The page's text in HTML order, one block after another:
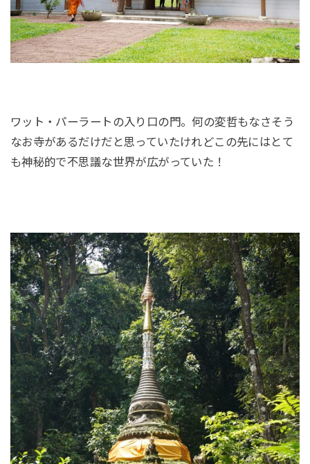
ワット・パーラートの入り口の門。何の変哲もなさそう
なお寺があるだけだと思っていたけれどこの先にはとて
も神秘的で不思議な世界が広がっていた！